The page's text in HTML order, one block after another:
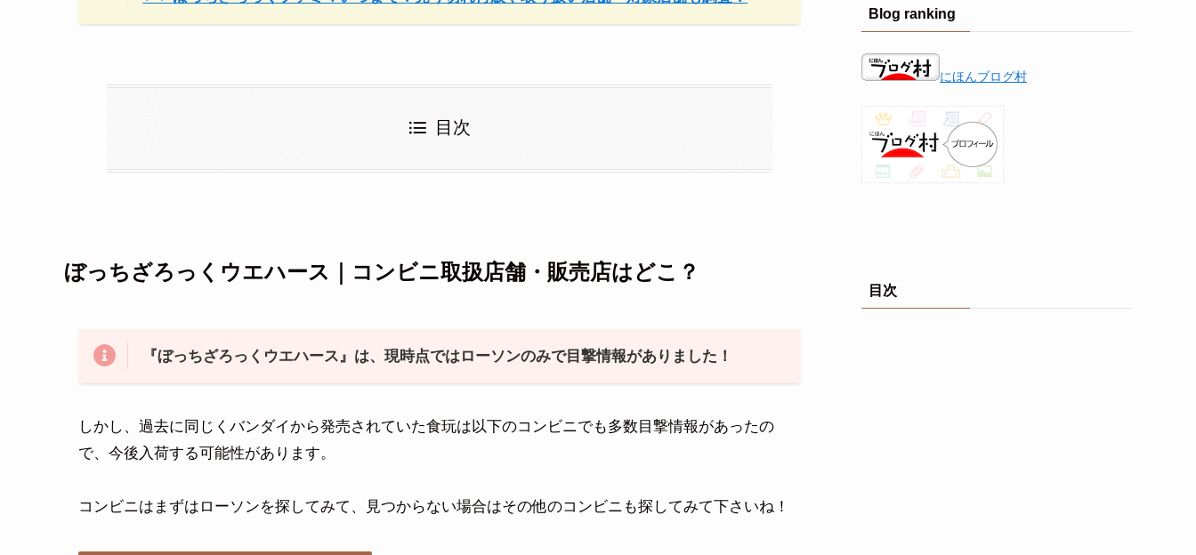
目次
ぼっちざろっくウエハース｜コンビニ取扱店舗・販売店はどこ？
『ぼっちざろっくウエハース』は、現時点ではローソンのみで目撃情報がありました！
しかし、過去に同じくバンダイから発売されていた食玩は以下のコンビニでも多数目撃情報があったの
で、今後入荷する可能性があります。
コンビニはまずはローソンを探してみて、見つからない場合はその他のコンビニも探してみて下さいね！
Blog ranking
にほんブログ村
目次